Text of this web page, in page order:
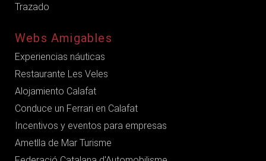
Trazado
Webs Amigables
Experiencias náuticas
Restaurante Les Veles
Alojamiento Calafat
Conduce un Ferrari en Calafat
Incentivos y eventos para empresas
Ametlla de Mar Turisme